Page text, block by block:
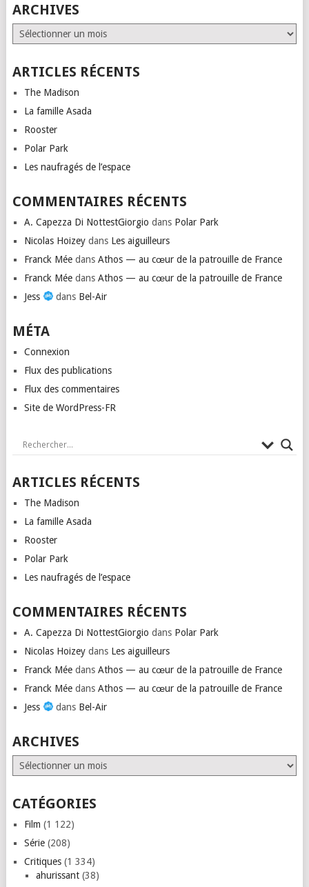
ARCHIVES
Archives
ARTICLES RÉCENTS
The Madison
La famille Asada
Rooster
Polar Park
Les naufragés de l’espace
COMMENTAIRES RÉCENTS
A. Capezza Di NottestGiorgio dans Polar Park
Nicolas Hoizeydans Les aiguilleurs
Franck Méedans Athos — au cœur de la patrouille de France
Franck Méedans Athos — au cœur de la patrouille de France
Jess
dans Bel-Air
MÉTA
Connexion
Flux des publications
Flux des commentaires
Site de WordPress-FR
ARTICLES RÉCENTS
The Madison
La famille Asada
Rooster
Polar Park
Les naufragés de l’espace
COMMENTAIRES RÉCENTS
A. Capezza Di NottestGiorgio dans Polar Park
Nicolas Hoizeydans Les aiguilleurs
Franck Méedans Athos — au cœur de la patrouille de France
Franck Méedans Athos — au cœur de la patrouille de France
Jess
dans Bel-Air
ARCHIVES
Archives
CATÉGORIES
Film (1 122)
Série(208)
Critiques(1 334)
ahurissant(38)